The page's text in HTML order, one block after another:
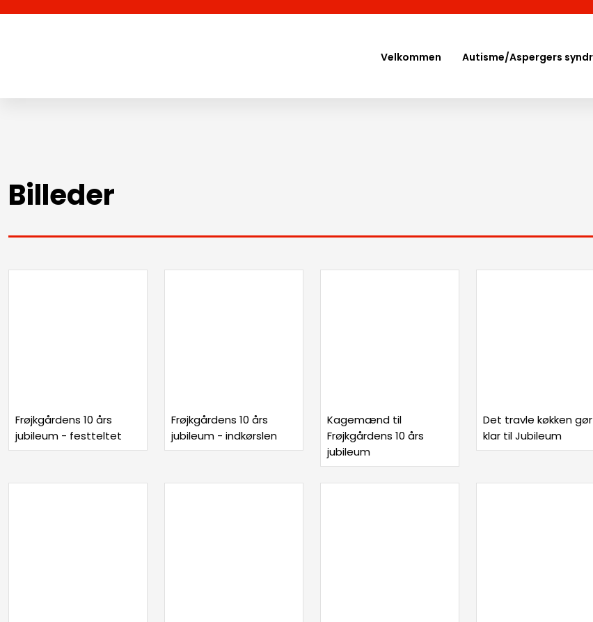
Velkommen Autisme/Aspergers
Billeder
Frøjkgårdens 10 års
jubileum - festteltet
Frøjkgårdens 10 års
jubileum - indkørslen
Kagemænd til
Frøjkgårdens 10 års
jubileum
Det travle køkken gør
klar til Jubileum